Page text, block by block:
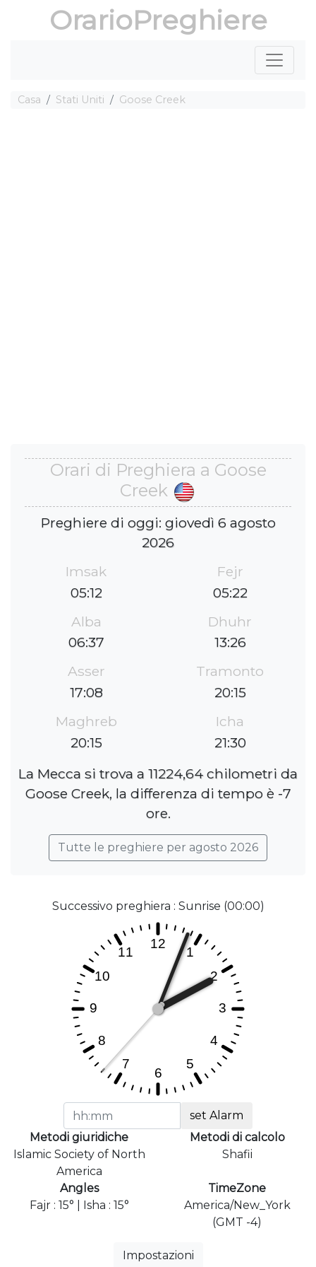
OrarioPreghiere
Casa Stati Uniti Goose Creek
Orari di Preghiera a Goose
Creek
Preghiere di oggi: giovedì 6 agosto
2026
Imsak
05:12
Fejr
05:22
Alba
06:37
Dhuhr
13:26
Asser
17:08
Tramonto
20:15
Maghreb
20:15
Icha
21:30
La Mecca si trova a 11224,64 chilometri da
Goose Creek, la differenza di tempo è -7
ore.
Tutte le preghiere per agosto 2026
Successivo preghiera : Sunrise (00:00)
set Alarm
Metodi giuridiche
Islamic Society of North
America
Metodi di calcolo
Shafii
Angles
Fajr : 15° | Isha : 15°
TimeZone
America/New_York
(GMT -4)
Impostazioni